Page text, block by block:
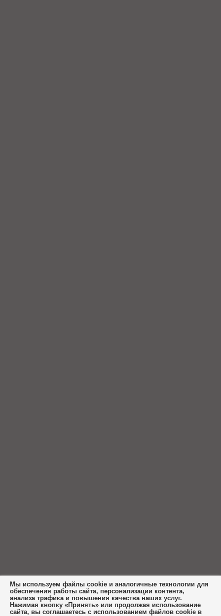
Мы используем файлы cookie и аналогичные технологии для
обеспечения работы сайта, персонализации контента,
анализа трафика и повышения качества наших услуг.
Нажимая кнопку «Принять» или продолжая использование
сайта, вы соглашаетесь с использованием файлов cookie в